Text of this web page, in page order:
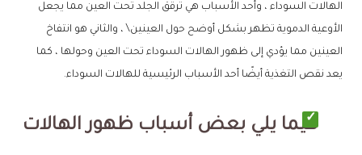
الهالات السوداء ، وأحد الأسباب هي ترقق الجلد تحت العين مما يجعل
الأوعية الدموية تظهر بشكل أوضح حول العينين\ ، والثاني هو انتفاخ
العينين مما يؤدي إلى ظهور الهالات السوداء تحت العين وحولها ، كما
يعد نقص التغذية أيضًا أحد الأسباب الرئيسية للهالات السوداء.
فيما يلي بعض أسباب ظهور الهالات